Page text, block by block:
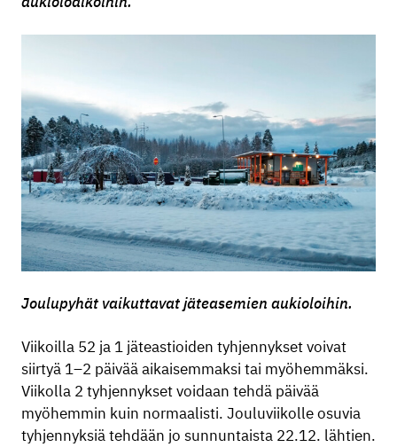
Joulupyhät vaikuttavat jäteasemien aukioloihin.
Viikoilla 52 ja 1 jäteastioiden tyhjennykset voivat
siirtyä 1–2 päivää aikaisemmaksi tai myöhemmäksi.
Viikolla 2 tyhjennykset voidaan tehdä päivää
myöhemmin kuin normaalisti. Jouluviikolle osuvia
tyhjennyksiä tehdään jo sunnuntaista 22.12. lähtien.